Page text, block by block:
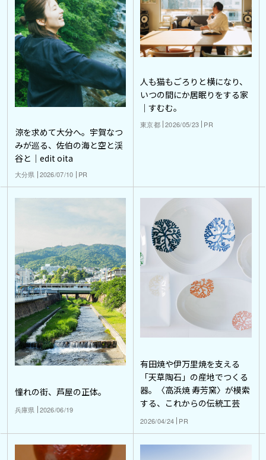
涼を求めて大分へ。宇賀なつ
みが巡る、佐伯の海と空と渓
谷と｜edit oita
大分県 2026/07/10 PR
人も猫もごろりと横になり、
いつの間にか居眠りをする家
｜すむむ。
東京都 2026/05/23 PR
憧れの街、芦屋の正体。
兵庫県 2026/06/19
有田焼や伊万里焼を支える
「天草陶石」の産地でつくる
器。〈高浜焼 寿芳窯〉が模索
する、これからの伝統工芸
2026/04/24 PR